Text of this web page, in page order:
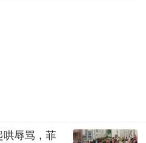
哄辱骂，菲